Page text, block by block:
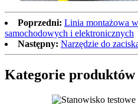
Poprzedni: Linia montażowa
samochodowych i elektronicznych
Następny: Narzędzie do
Kategorie produktów